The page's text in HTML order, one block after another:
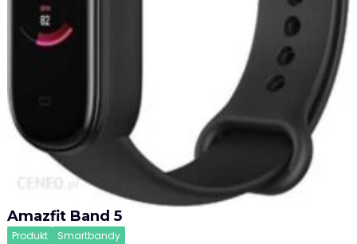
Amazfit Band 5
Produkt Smartbandy